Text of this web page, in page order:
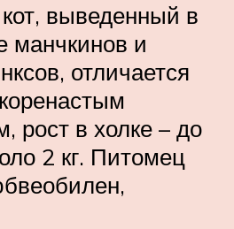
выведенный в
и
отличается
рост в холке – до
2 кг. Питомец